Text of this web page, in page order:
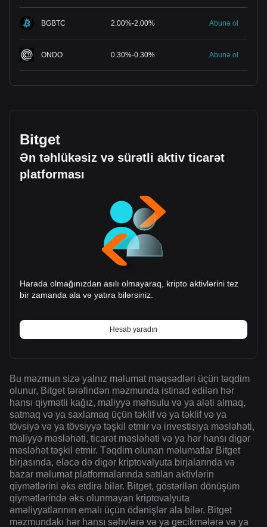
BGBTC 2.00%-2.00% Abunə ol
ONDO 0.30%-0.30% Abunə ol
Bitget
Ən təhlükəsiz və sürətli aktiv ticarət
platforması
Harada olmağınızdan asılı olmayaraq, kripto aktivlərini tez
bir zamanda ala və yatıra bilərsiniz.
Hesab yaradın
Bu məzmun sizə yalnız məlumat məqsədləri üçün təqdim
olunur, Bitget tərəfindən məzmunda istinad edilən hər
hansı qiymətli kağız, maliyyə məhsulu və ya aləti almaq,
satmaq və ya saxlamaq üçün təklif və ya təklif və ya
tövsiyə və ya tövsiyyə təşkil etmir və investisiya məsləhəti,
maliyyə məsləhəti, ticarət məsləhəti və ya hər hansı digər
məsləhət təşkil etmir. Təqdim olunan məlumatlar Bitget
birjasında, eləcə də digər kriptovalyuta birjalarında və
bazar məlumat platformalarında satılan aktivlərin
qiymətlərini əks etdirə bilər. Bitget, göstərilən dönüşüm
qiymətlərində əks olunmayan kriptovalyuta
əməliyyatlarının emalı üçün ödənişlər ala bilər. Bitget
məzmundakı hər hansı səhvlərə və ya gecikmələrə və ya